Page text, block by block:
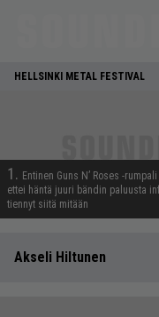
HELLSINKI METAL FESTIVAL
1. Entinen Guns N’ Roses -
ettei häntä juuri bändin paluusta
tiennyt siitä mitään
Akseli Hiltunen